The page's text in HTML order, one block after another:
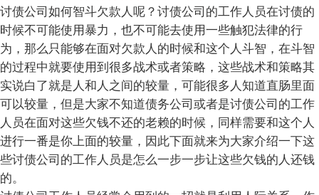
讨债公司如何智斗欠款人呢？讨债公司的工作人员在讨债的
时候不可能使用暴力，也不可能去使用一些触犯法律的行
为，那么只能够在面对欠款人的时候和这个人斗智，在斗智
的过程中就要使用到很多战术或者策略，这些战术和策略其
实说白了就是人和人之间的较量，可能很多人知道直肠里面
可以较量，但是大家不知道债务公司或者是讨债公司的工作
人员在面对这些欠钱不还的老赖的时候，同样需要和这个人
进行一番是你上面的较量，因此下面就来为大家介绍一下这
些讨债公司的工作人员是怎么一步一步让这些欠钱的人还钱
的。